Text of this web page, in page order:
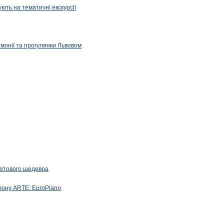
на тематичні екскурсії
та прогулянки Львовом
шедевра
ARTE: EuroPiano